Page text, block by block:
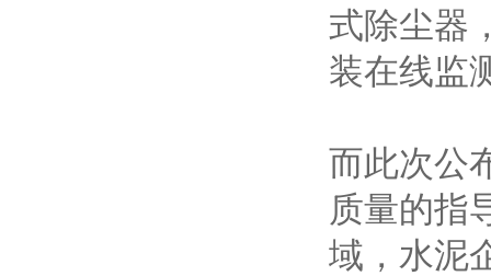
式除尘器
装在线监
而此次公
质量的指
域，水泥